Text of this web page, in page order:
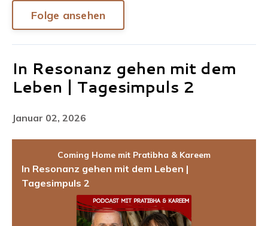
Folge ansehen
In Resonanz gehen mit dem
Leben | Tagesimpuls 2
Januar 02, 2026